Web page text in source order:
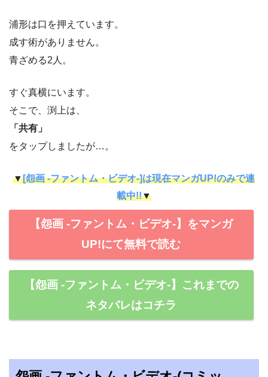
浦形は口を押えています。
成す術がありません。
青ざめる2人。
すぐ真横にいます。
そこで、渕上は、
「共有」
をタップしましたが…。
▼[怨画 -ファントム・ビデオ-]は現在マンガUP!のみで連
載中!!▼
【怨画 -ファントム・ビデオ-】をマンガ
UP!にて無料で読む
【怨画 -ファントム・ビデオ-】これまでの
ネタバレはコチラ